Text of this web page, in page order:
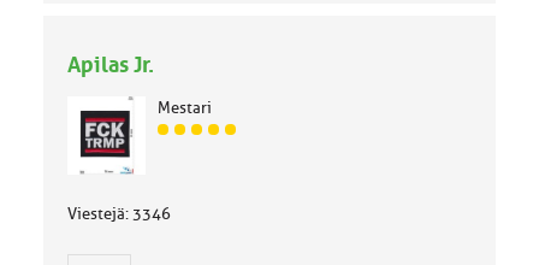
Apilas Jr.
Mestari
J
n
Viestejä: 3346